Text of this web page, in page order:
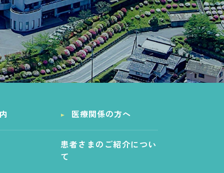
医療関係の方へ
患者さまのご紹介につい
て